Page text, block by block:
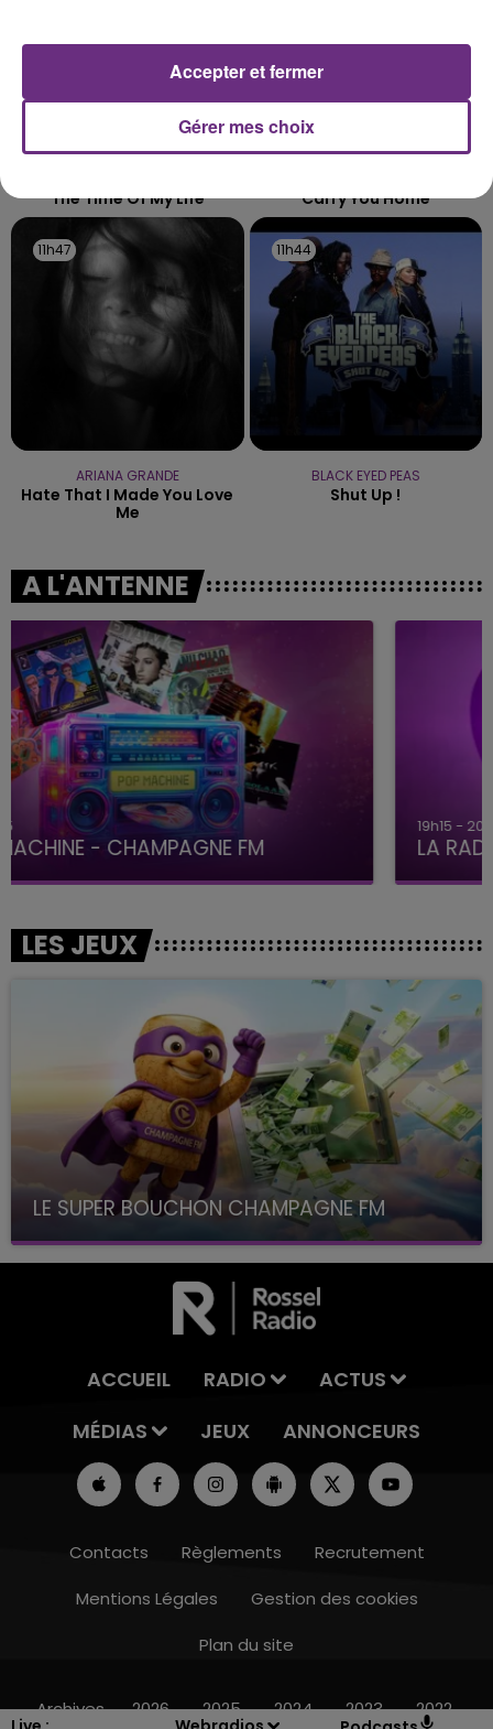
15h00 - 19h00
The Time Of My Life Carry You Home
11h47
11h47
ARIANA GRANDE
Hate That I Made You Love
Me
11h44
11h44
BLACK EYED PEAS
Shut Up !
A L'ANTENNE
19h15 - 20h00
LA RADIO POP
LES JEUX
LE SUPER BOUCHON CHAMPAGNE FM
avec La Famille Champagne FM, à 8H10
ACCUEIL RADIO
ACTUS
MÉDIAS
JEUX ANNONCEURS
Contacts Règlements
Recrutement
Mentions Légales
Gestion des cookies
Plan du site
Archives 2026 2025 2024 2023 2022
Gérer mes choix
Accepter et fermer